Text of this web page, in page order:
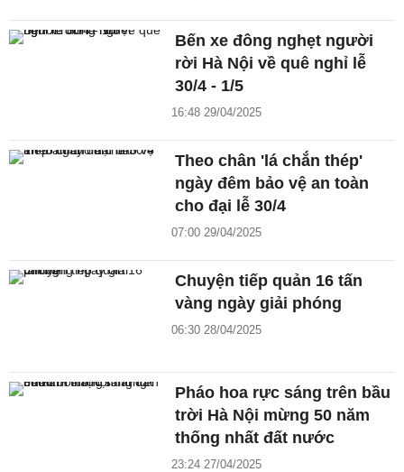
Bến xe đông nghẹt người
rời Hà Nội về quê nghỉ lễ
30/4 - 1/5
16:48 29/04/2025
Theo chân 'lá chắn thép'
ngày đêm bảo vệ an toàn
cho đại lễ 30/4
07:00 29/04/2025
Chuyện tiếp quản 16 tấn
vàng ngày giải phóng
06:30 28/04/2025
Pháo hoa rực sáng trên bầu
trời Hà Nội mừng 50 năm
thống nhất đất nước
23:24 27/04/2025